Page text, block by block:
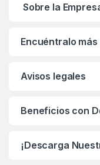
Sobre la
Encuéntralo
Avisos legales
Beneficios con
¡Descarga